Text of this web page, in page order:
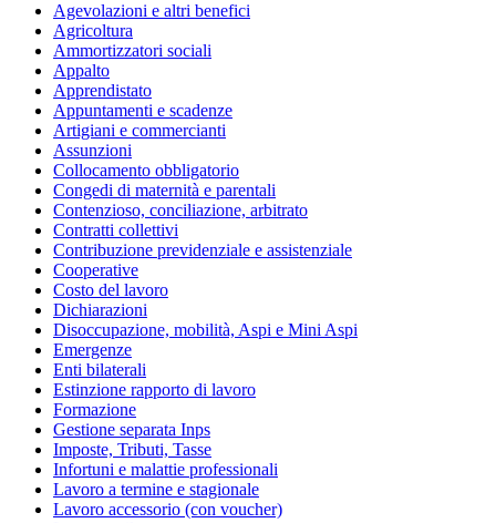
Agevolazioni e altri benefici
Agricoltura
Ammortizzatori sociali
Appalto
Apprendistato
Appuntamenti e scadenze
Artigiani e commercianti
Assunzioni
Collocamento obbligatorio
Congedi di maternità e parentali
Contenzioso, conciliazione, arbitrato
Contratti collettivi
Contribuzione previdenziale e assistenziale
Cooperative
Costo del lavoro
Dichiarazioni
Disoccupazione, mobilità, Aspi e Mini Aspi
Emergenze
Enti bilaterali
Estinzione rapporto di lavoro
Formazione
Gestione separata Inps
Imposte, Tributi, Tasse
Infortuni e malattie professionali
Lavoro a termine e stagionale
Lavoro accessorio (con voucher)